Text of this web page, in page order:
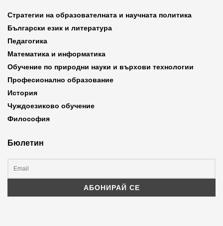
Стратегии на образователната и научната политика
Български език и литература
Педагогика
Математика и информатика
Обучение по природни науки и върхови технологии
Професионално образование
История
Чуждоезиково обучение
Философия
Бюлетин